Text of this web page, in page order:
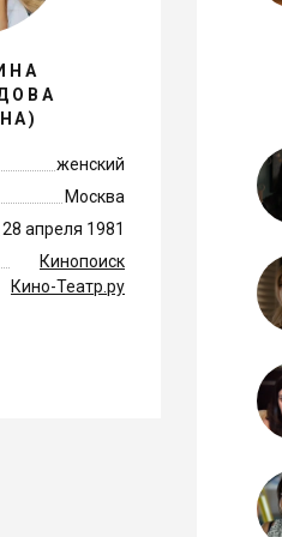
женский
Москва
28 апреля 1981
Кинопоиск
Кино-Театр.ру